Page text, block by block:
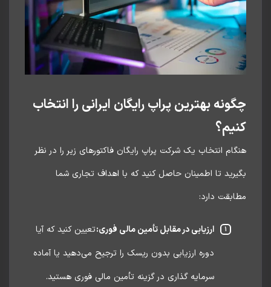
بهترین پراپ رایگان ایرانی را انتخاب
انتخاب یک شرکت پراپ رایگان فاکتورهای زیر را در نظر
تا اطمینان حاصل کنید که با اهداف تجاری شما
دارد:
ارزیابی در مقابل تأمین مالی فوری:تعیین کنید که آیا
دوره ارزیابی بدون ریسک را ترجیح می‌دهید یا آماده
سرمایه گذاری در گزینه تأمین مالی فوری هستید.